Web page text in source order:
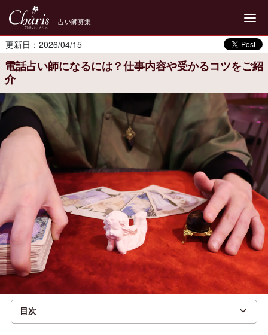
占い師募集
更新日：2026/04/15
電話占い師になるには？仕事内容や受かるコツをご紹
介
目次